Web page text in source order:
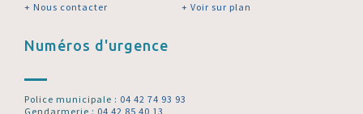
+ Nous contacter
+ Voir sur plan
Numéros d'urgence
Police municipale : 04 42 74 93 93
Gendarmerie : 04 42 85 40 13